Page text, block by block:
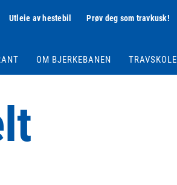
Utleie av hestebil Prøv deg som travkusk!
OM BJERKEBANEN TRAVSKOLE